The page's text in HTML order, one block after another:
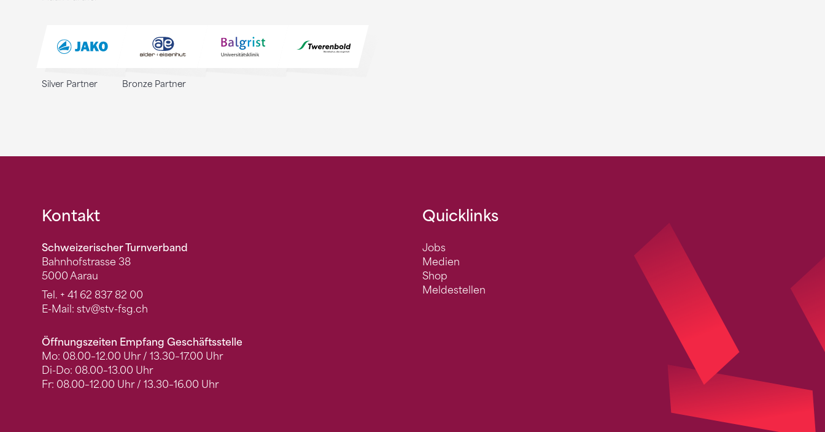
Silver Partner Bronze Partner
Fusszeile
Kontakt
Schweizerischer Turnverband
Bahnhofstrasse 38
5000 Aarau
Tel. + 41 62 837 82 00
E-Mail: stv@stv-fsg.ch
Öffnungszeiten Empfang Geschäftsstelle
Mo: 08.00–12.00 Uhr / 13.30–17.00 Uhr
Di-Do: 08.00–13.00 Uhr
Fr: 08.00–12.00 Uhr / 13.30–16.00 Uhr
Quicklinks
Jobs
Medien
Shop
Meldestellen